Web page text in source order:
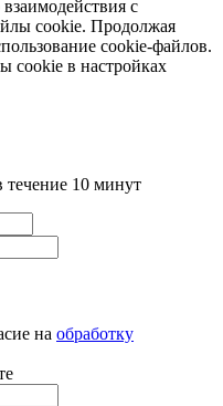
с
cookie. Продолжая
cookie-файлов.
cookie в настройках
10 минут
на обработку